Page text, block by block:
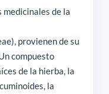
medicinales de la
provienen de su
compuesto
de la hierba, la
la